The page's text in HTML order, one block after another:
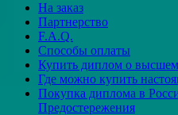
На заказ
Партнерство
F.A.Q.
Способы оплаты
Купить диплом о высшем
Где можно купить
Покупка диплома в
Предостережения